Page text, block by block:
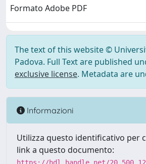
Formato Adobe PDF
The text of this website ©
Padova. Full Text are published
exclusive license. Metadata are
Informazioni
Utilizza questo identificativo per
link a questo documento: